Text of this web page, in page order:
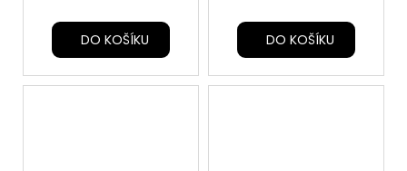
DO KOŠÍKU DO KOŠÍKU